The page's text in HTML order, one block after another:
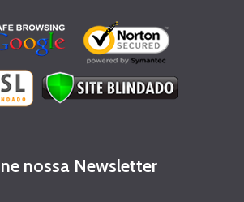
nossa Newsletter